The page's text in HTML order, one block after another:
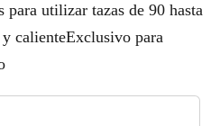
utilizar tazas de 90 hasta
calienteExclusivo para